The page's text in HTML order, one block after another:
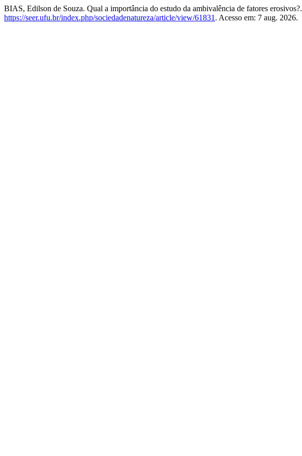
BIAS, Edilson de Souza. Qual a importância do estudo da ambivalência de fatores erosivos?.
https://seer.ufu.br/index.php/sociedadenatureza/article/view/61831 . Acesso em: 7 aug. 2026.